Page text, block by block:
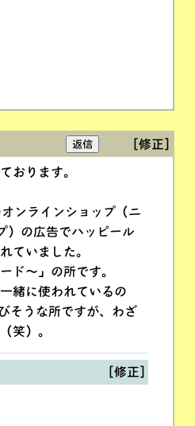
[修正]
おります。
ンラインショップ（ニ
）の広告でハッピール
ていました。
ド〜」の所です。
緒に使われているの
そうな所ですが、わざ
笑）。
[修正]